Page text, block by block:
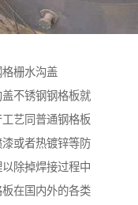
栅水沟盖
不锈钢钢格板就
艺同普通钢格板
或者热镀锌等防
除掉焊接过程中
在国内外的各类